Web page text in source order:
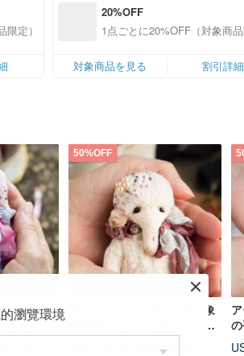
定）
20%OFF
1点ごとに20%OFF（対象商品
対象商品を見る 割引詳細
なピンク
るみかわ
50%OFF
アーティストの小さな白い象
の手作りぬいぐるみかわいい
ぬいぐるみ
US$ 200.00
瀏覽環境